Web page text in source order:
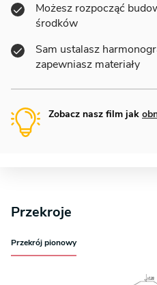
Możesz rozpocząć
środków
Sam ustalasz
zapewniasz materiały
Zobacz nasz film jak
Przekroje
Przekrój pionowy